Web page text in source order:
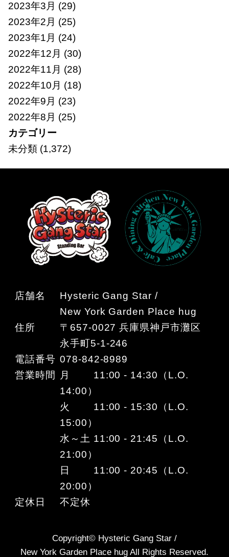
2023年3月 (29)
2023年2月 (25)
2023年1月 (24)
2022年12月 (30)
2022年11月 (28)
2022年10月 (18)
2022年9月 (23)
2022年8月 (25)
カテゴリー
未分類(1,372)
店舗名
Hysteric Gang Star /
New York Garden Place hug
住所
〒657-0027 兵庫県神戸市灘区
永手町5-1-246
電話番号 078-842-8989
営業時間
月 11:00 - 14:30（L.O.
14:00）
火 11:00 - 15:30（L.O.
15:00）
水～土 11:00 - 21:45（L.O.
21:00）
日 11:00 - 20:45（L.O.
20:00）
定休日
不定休
Copyright© Hysteric Gang Star /
New York Garden Place hug All Rights Reserved.